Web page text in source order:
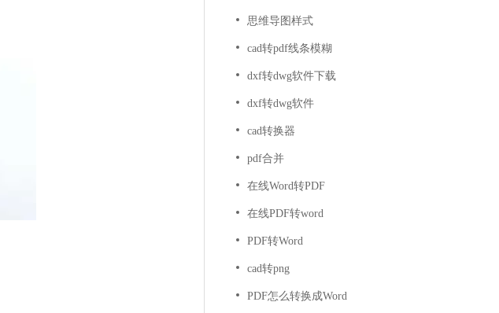
思维导图样式
cad转pdf线条模糊
dxf转dwg软件下载
dxf转dwg软件
cad转换器
pdf合并
在线Word转PDF
在线PDF转word
PDF转Word
cad转png
PDF怎么转换成Word